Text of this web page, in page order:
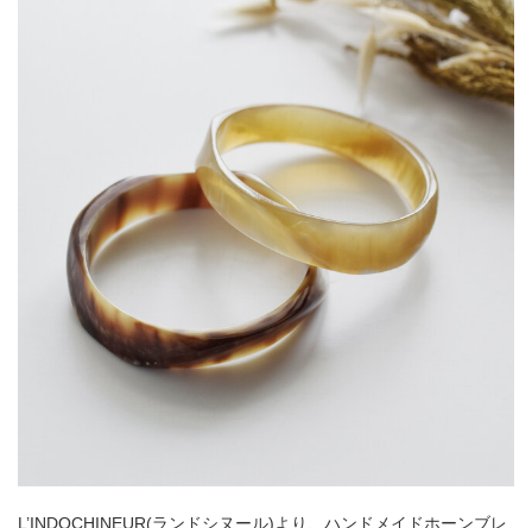
L’INDOCHINEUR(ランドシヌール)より、ハンドメイドホーンブレ